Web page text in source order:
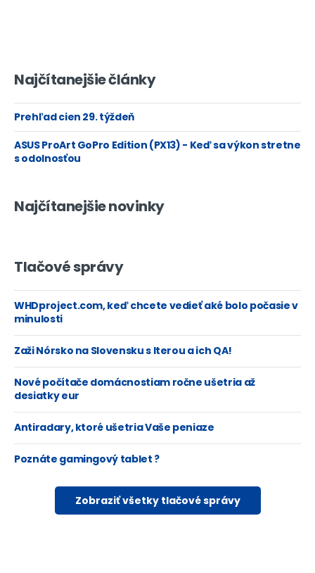
Najčítanejšie články
Prehľad cien 29. týždeň
ASUS ProArt GoPro Edition (PX13) - Keď sa výkon stretne
s odolnosťou
Najčítanejšie novinky
Tlačové správy
WHDproject.com, keď chcete vedieť aké bolo počasie v
minulosti
Zaži Nórsko na Slovensku s Iterou a ich QA!
Nové počítače domácnostiam ročne ušetria až
desiatky eur
Antiradary, ktoré ušetria Vaše peniaze
Poznáte gamingový tablet ?
Zobraziť všetky tlačové správy